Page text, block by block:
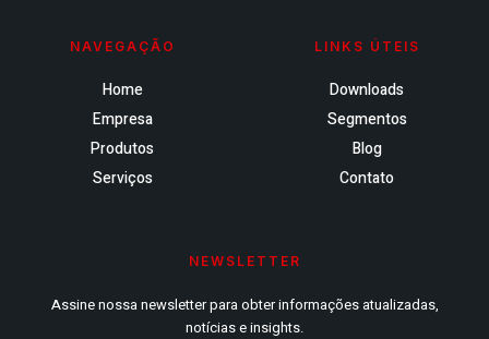
NAVEGAÇÃO
Home
Empresa
Produtos
Serviços
LINKS ÚTEIS
Downloads
Segmentos
Blog
Contato
NEWSLETTER
Assine nossa newsletter para obter informações atualizadas,
notícias e insights.